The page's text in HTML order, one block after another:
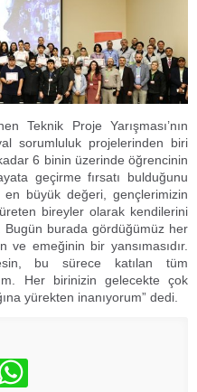
Teknik Proje Yarışması’nın
sorumluluk projelerinden biri
6 binin üzerinde öğrencinin
geçirme fırsatı bulduğunu
en büyük değeri, gençlerimizin
bireyler olarak kendilerini
Bugün burada gördüğümüz her
emeğinin bir yansımasıdır.
bu sürece katılan tüm
Her birinizin gelecekte çok
yürekten inanıyorum” dedi.